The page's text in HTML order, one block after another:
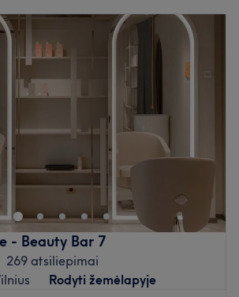
09:00–
19:00
09:00 – 19:00
09:00
19:00
19:00
Uždaryta
vyrauja išskirtinis japoniškas stilius
prie pat Santuokų rūmų,
Jus pasitiks profesionalūs meistrai -
ir manikiūro-pedikiūro specialistai.
Starkovskienė yra salono pažiba -
ir toliau nuolat tobulina savo
lygio kirpimų profesionalais.
- Beauty Bar 7
269 atsiliepimai
Rodyti žemėlapyje